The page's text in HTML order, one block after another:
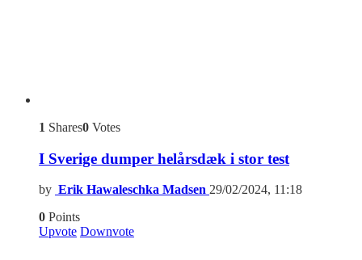
1 Shares0 Votes
I Sverige dumper helårsdæk i stor test
by Erik Hawaleschka Madsen 29/02/2024, 11:18
0 Points
Upvote Downvote